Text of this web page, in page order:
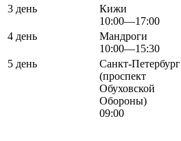
3 день
Кижи
10:00—17:00
4 день
Мандроги
10:00—15:30
5 день
Санкт-Петербург
(проспект
Обуховской
Обороны)
09:00